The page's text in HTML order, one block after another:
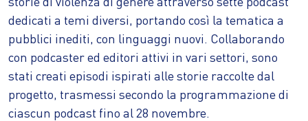
dedicati a temi diversi, portando così la tematica a
pubblici inediti, con linguaggi nuovi. Collaborando
con podcaster ed editori attivi in vari settori, sono
stati creati episodi ispirati alle storie raccolte dal
progetto, trasmessi secondo la programmazione di
ciascun podcast fino al 28 novembre.